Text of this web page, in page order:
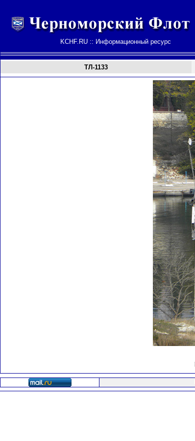
KCHF.RU :: Информационный ресурс
ТЛ-1133